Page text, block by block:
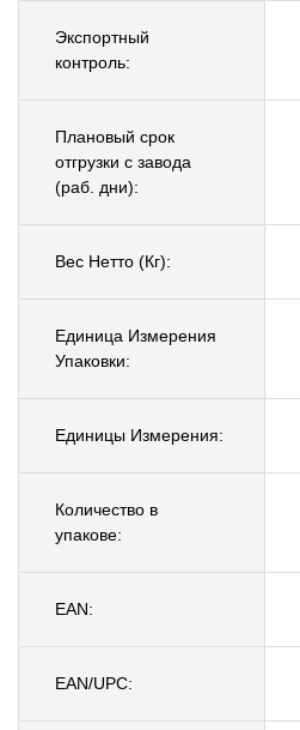
Экспортный
контроль:
Плановый срок
отгрузки с завода
(раб. дни):
Вес Нетто (Кг):
Единица Измерения
Упаковки:
Единицы Измерения:
Количество в
упакове:
EAN:
EAN/UPC: